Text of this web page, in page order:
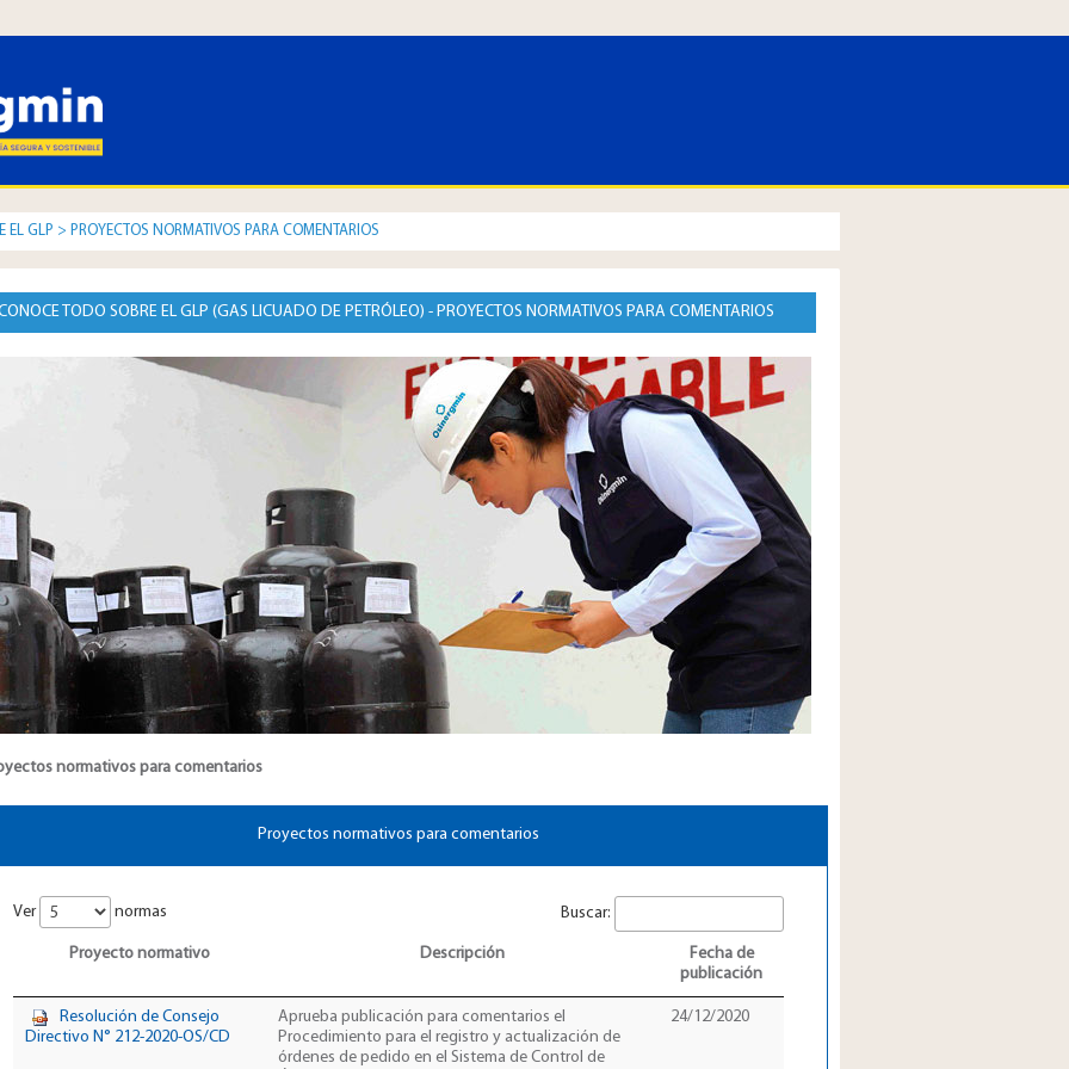
EL GLP > PROYECTOS NORMATIVOS PARA COMENTARIOS
TODO SOBRE EL GLP (GAS LICUADO DE PETRÓLEO) - PROYECTOS NORMATIVOS PARA COMENTARIOS
normativos para comentarios
Proyectos normativos para comentarios
Ver normas Buscar:
Proyecto normativo Descripción
Fecha de
publicación
Resolución de Consejo
Directivo N° 212-2020-OS/CD
Aprueba publicación para comentarios el
Procedimiento para el registro y actualización de
órdenes de pedido en el Sistema de Control de
24/12/2020